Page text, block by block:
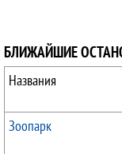
БЛИЖАЙШИЕ
Названия
Зоопарк